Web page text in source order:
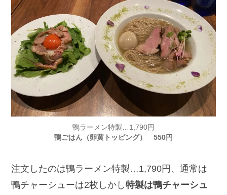
鴨ラーメン特製…1,790円
鴨ごはん（卵黄トッピング） 550円
注文したのは鴨ラーメン特製…1,790円、通常は
鴨チャーシューは2枚しかし特製は鴨チャーシュ